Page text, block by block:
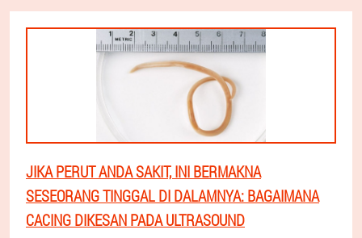
JIKA PERUT ANDA SAKIT, INI BERMAKNA
SESEORANG TINGGAL DI DALAMNYA: BAGAIMANA
CACING DIKESAN PADA ULTRASOUND